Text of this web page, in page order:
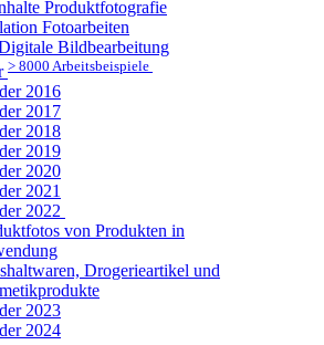
Produktfotografie
Fotoarbeiten
Bildbearbeitung
> 8000 Arbeitsbeispiele
2016
2017
2018
2019
2020
2021
2022
von Produkten in
Drogerieartikel und
2023
2024